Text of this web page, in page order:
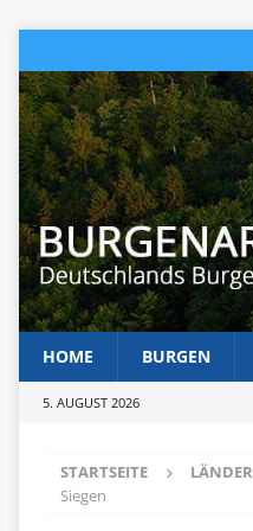
HOME BURGEN
5. AUGUST 2026
STARTSEITE LÄNDER
Siegen